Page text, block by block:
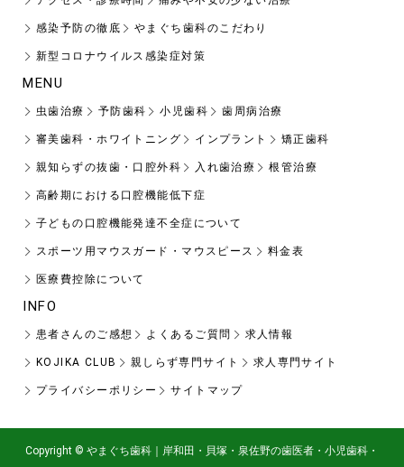
感染予防の徹底 やまぐち歯科のこだわり
新型コロナウイルス感染症対策
MENU
虫歯治療 予防歯科 小児歯科 歯周病治療
審美歯科・ホワイトニング インプラント 矯正歯科
親知らずの抜歯・口腔外科 入れ歯治療 根管治療
高齢期における口腔機能低下症
子どもの口腔機能発達不全症について
スポーツ用マウスガード・マウスピース 料金表
医療費控除について
INFO
患者さんのご感想 よくあるご質問 求人情報
KOJIKA CLUB 親しらず専門サイト 求人専門サイト
プライバシーポリシー サイトマップ
Copyright © やまぐち歯科｜岸和田・貝塚・泉佐野の歯医者・小児歯科・